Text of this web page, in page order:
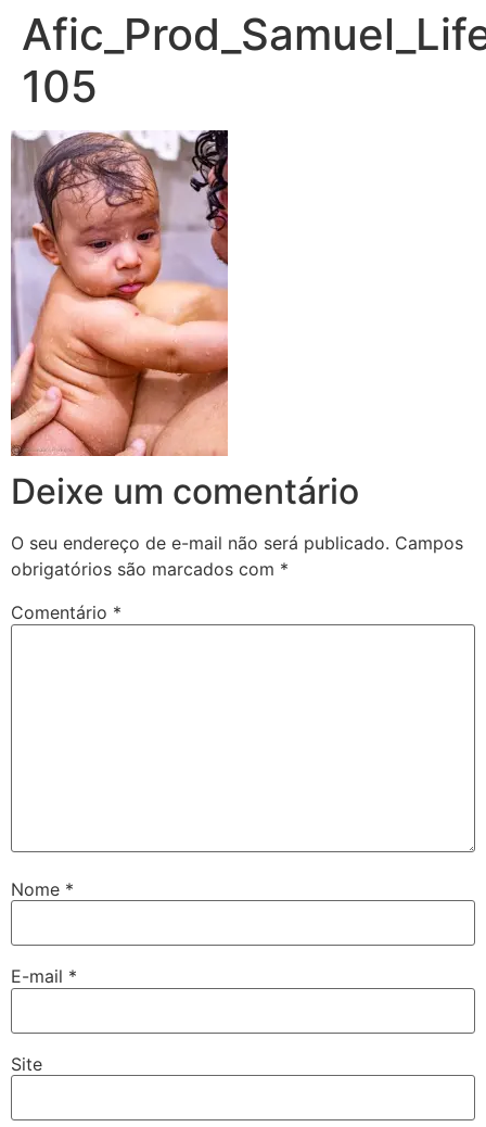
105
Deixe um comentário
O seu endereço de e-mail não será publicado. Campos
obrigatórios são marcados com *
Comentário *
Nome *
E-mail *
Site